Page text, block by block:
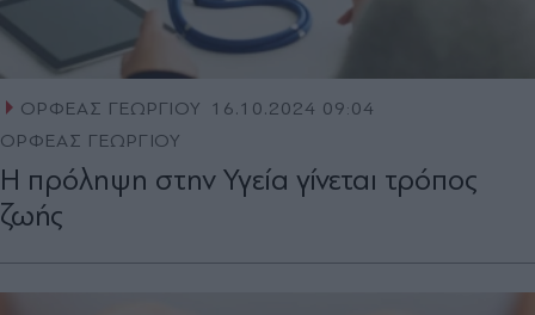
ΟΡΦΕΑΣ ΓΕΩΡΓΙΟΥ
16.10.2024 09:04
ΟΡΦΕΑΣ ΓΕΩΡΓΙΟΥ
Η πρόληψη στην Υγεία γίνεται τρόπος
ζωής